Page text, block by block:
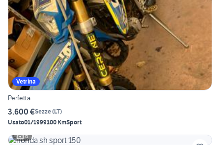
Vetrina
Perfetta
3.600 €Sezze(LT)
Usato01/1999100 KmSport
6